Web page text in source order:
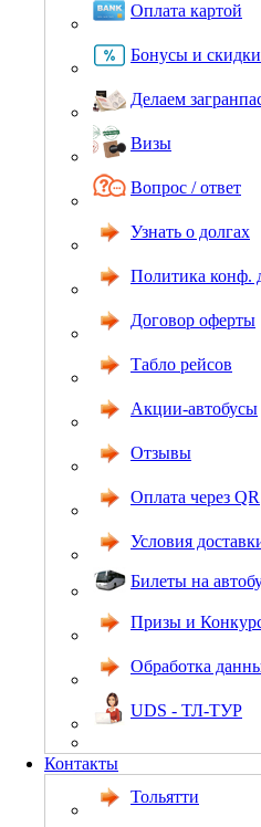
Оплата картой
Бонусы и скидки
Делаем
Визы
Вопрос / ответ
Узнать о долгах
Политика конф.
Договор оферты
Табло рейсов
Акции-автобусы
Отзывы
Оплата через QR
Условия
Билеты на
Призы и
Обработка
UDS - ТЛ-ТУР
Контакты
Тольятти